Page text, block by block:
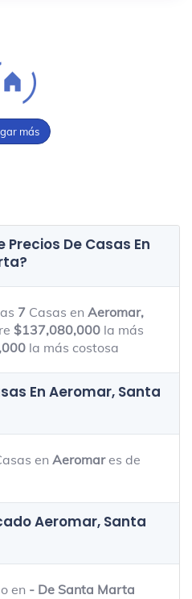
más
Precios De Casas En
?
7 Casas en Aeromar,
$137,080,000 la más
la más costosa
En Aeromar, Santa
en Aeromares de
Aeromar, Santa
en - De Santa Marta